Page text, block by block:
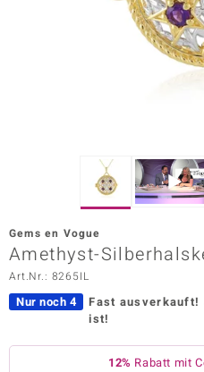
Vogue
Paraíso
Gems en Vogue
Amethyst-
Art.Nr.: 8265IL
Nur noch 4 Fast ausverkauft!
ist!
12% Rabatt mit